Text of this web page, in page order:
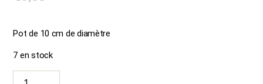
Pot de 10 cm de diamètre
7 en stock